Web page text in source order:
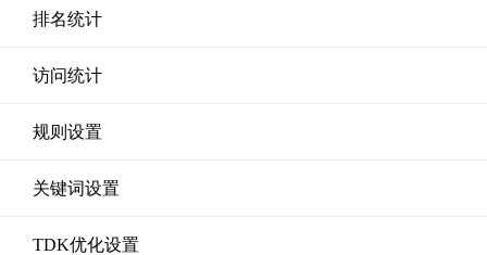
排名统计
访问统计
规则设置
关键词设置
TDK优化设置